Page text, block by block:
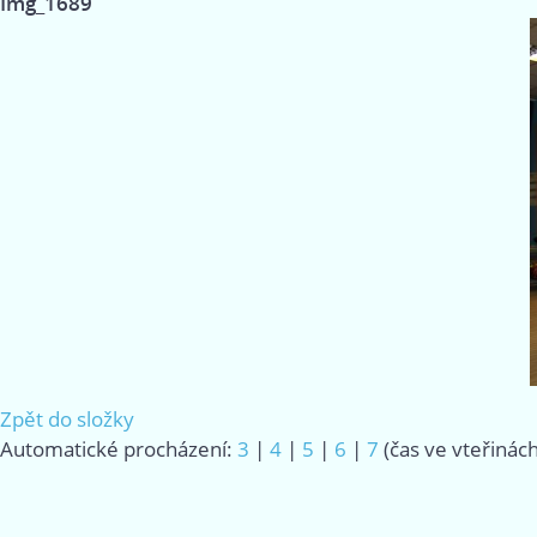
Zpět do složky
Automatické procházení: 3 | 4 | 5 | 6 | 7 (čas ve